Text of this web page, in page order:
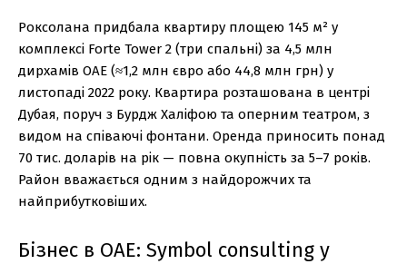
Роксолана придбала квартиру площею 145 м² у
комплексі Forte Tower 2 (три спальні) за 4,5 млн
дирхамів ОАЕ (≈1,2 млн євро або 44,8 млн грн) у
листопаді 2022 року. Квартира розташована в центрі
Дубая, поруч з Бурдж Халіфою та оперним театром, з
видом на співаючі фонтани. Оренда приносить понад
70 тис. доларів на рік — повна окупність за 5–7 років.
Район вважається одним з найдорожчих та
найприбутковіших.
Бізнес в ОАЕ: Symbol consulting у